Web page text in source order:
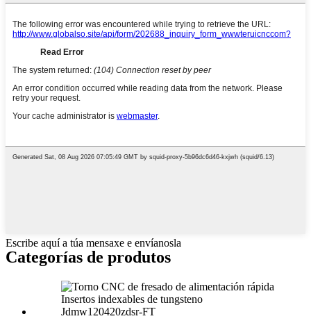
Escribe aquí a túa mensaxe e envíanosla
Categorías de produtos